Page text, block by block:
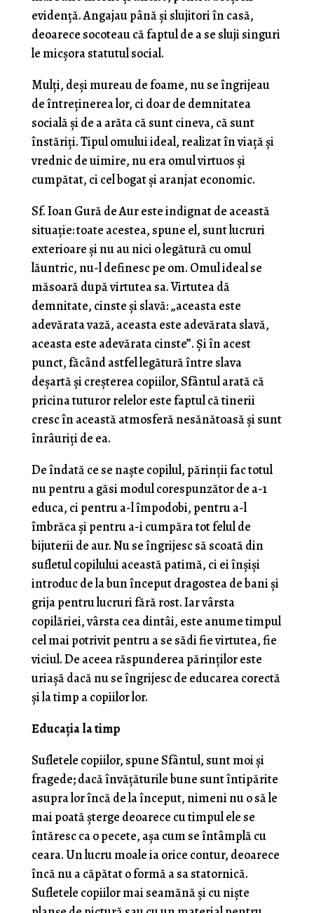
evidenţă. Angajau până şi slu­jitori în casă,
deoarece socoteau că faptul de a se sluji singuri
le micşora statutul social.
Mulţi, deşi mureau de foame, nu se îngrijeau
de întreţinerea lor, ci doar de demnitatea
socială şi de a arăta că sunt cineva, că sunt
înstăriţi. Tipul omului ide­al, realizat în viaţă şi
vrednic de uimire, nu era omul virtuos şi
cumpătat, ci cel bogat şi aranjat economic.
Sf. Ioan Gură de Aur este indignat de această
situație: toate acestea, spune el, sunt lucruri
exterioare şi nu au nici o legătură cu omul
lăuntric, nu-l definesc pe om. Omul ideal se
măsoară după virtutea sa. Virtutea dă
demnitate, cinste şi slavă: „aceasta este
adevărata vază, aceasta este adevărata slavă,
aceasta este adevă­rata cinste”. Şi în acest
punct, făcând astfel legătură între slava
deşartă şi creşterea copiilor, Sfântul arată că
pricina tuturor relelor este faptul că tinerii
cresc în această atmosferă nesănătoasă şi sunt
înrâuriţi de ea.
De îndată ce se naşte copilul, părinţii fac totul
nu pentru a găsi modul corespunzător de a-1
educa, ci pentru a-l împodobi, pentru a-l
îmbrăca şi pentru a-i cumpăra tot felul de
bijuterii de aur. Nu se îngrijesc să scoată din
sufletul copilului această patimă, ci ei înşişi
introduc de la bun început dragostea de bani şi
gri­ja pentru lucruri fără rost. Iar vârsta
copilăriei, vârsta cea dintâi, este anume timpul
cel mai potrivit pentru a se sădi fie virtutea, fie
viciul. De aceea răspunderea părinţilor este
uriaşă dacă nu se îngrijesc de educarea corectă
şi la timp a copiilor lor.
Educația la timp
Sufletele copiilor, spune Sfântul, sunt moi şi
fra­gede; dacă învăţăturile bune sunt întipărite
asupra lor încă de la început, nimeni nu o să le
mai poată şterge deoarece cu timpul ele se
întăresc ca o pecete, așa cum se întâmplă cu
ceara. Un lucru moale ia orice contur, deoarece
încă nu a căpătat o formă a sa statornică.
Sufletele copiilor mai seamănă și cu niște